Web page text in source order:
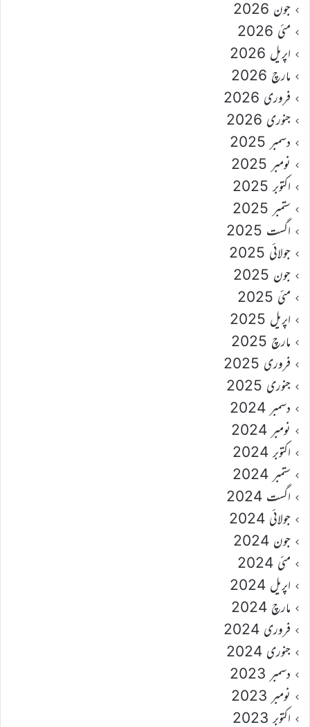
جون 2026
مئی 2026
اپریل 2026
مارچ 2026
فروری 2026
جنوری 2026
دسمبر 2025
نومبر 2025
اکتوبر 2025
ستمبر 2025
اگست 2025
جولائی 2025
جون 2025
مئی 2025
اپریل 2025
مارچ 2025
فروری 2025
جنوری 2025
دسمبر 2024
نومبر 2024
اکتوبر 2024
ستمبر 2024
اگست 2024
جولائی 2024
جون 2024
مئی 2024
اپریل 2024
مارچ 2024
فروری 2024
جنوری 2024
دسمبر 2023
نومبر 2023
اکتوبر 2023